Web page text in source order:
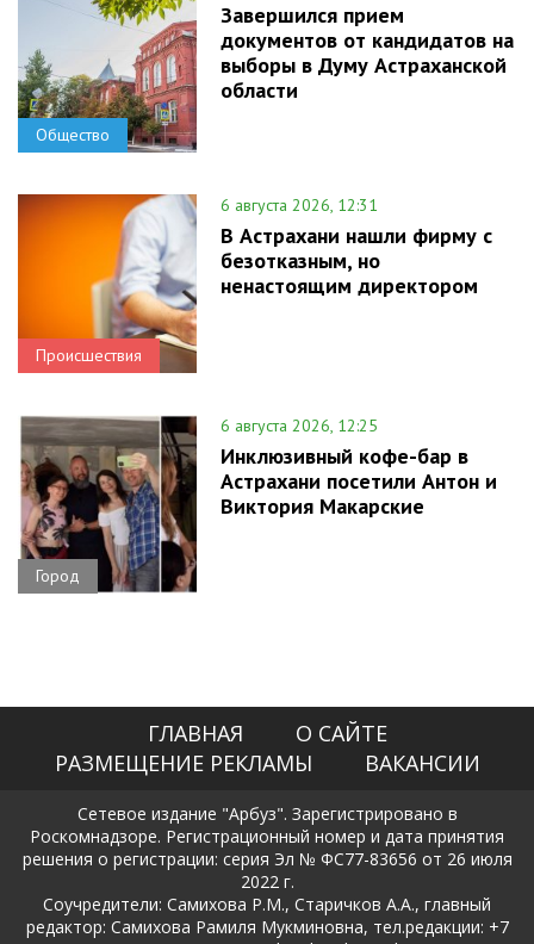
Общество
Завершился прием
документов от кандидатов на
выборы в Думу Астраханской
области
Происшествия
6 августа 2026, 12:31
В Астрахани нашли фирму с
безотказным, но
ненастоящим директором
Город
6 августа 2026, 12:25
Инклюзивный кофе-бар в
Астрахани посетили Антон и
Виктория Макарские
ГЛАВНАЯ
О САЙТЕ
РАЗМЕЩЕНИЕ РЕКЛАМЫ
ВАКАНСИИ
Сетевое издание "Арбуз". Зарегистрировано в
Роскомнадзоре. Регистрационный номер и дата принятия
решения о регистрации: серия Эл № ФС77-83656 от 26 июля
2022 г.
Соучредители: Самихова Р.М., Старичков А.А., главный
редактор: Самихова Рамиля Мукминовна, тел.редакции: +7